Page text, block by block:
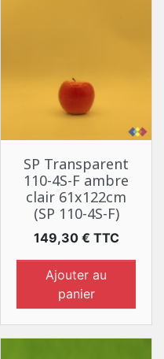
SP Transparent
110-4S-F ambre
clair 61x122cm
(SP 110-4S-F)
Prix
149,30 € TTC
Ajouter au
panier